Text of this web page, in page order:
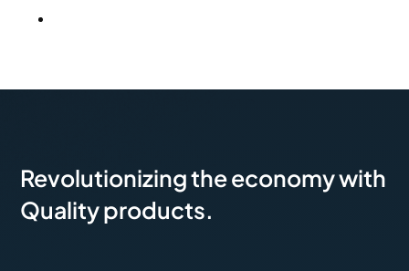
Revolutionizing the economy with
Quality products.